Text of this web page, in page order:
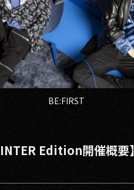
BE:FIRST
Edition開催概要】